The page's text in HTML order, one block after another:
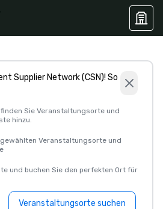
Supplier Network (CSN)! So
Sie Veranstaltungsorte und
hinzu.
Veranstaltungsorte und
und buchen Sie den perfekten Ort für
Veranstaltungsorte suchen